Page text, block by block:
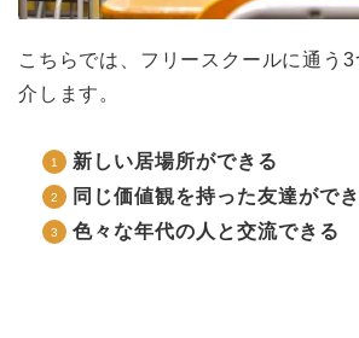
こちらでは、フリースクールに通う
介します。
新しい居場所ができる
同じ価値観を持った友達がで
色々な年代の人と交流できる